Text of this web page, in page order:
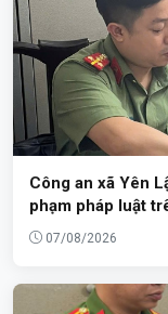
Công an xã Yên
phạm pháp luật
07/08/2026